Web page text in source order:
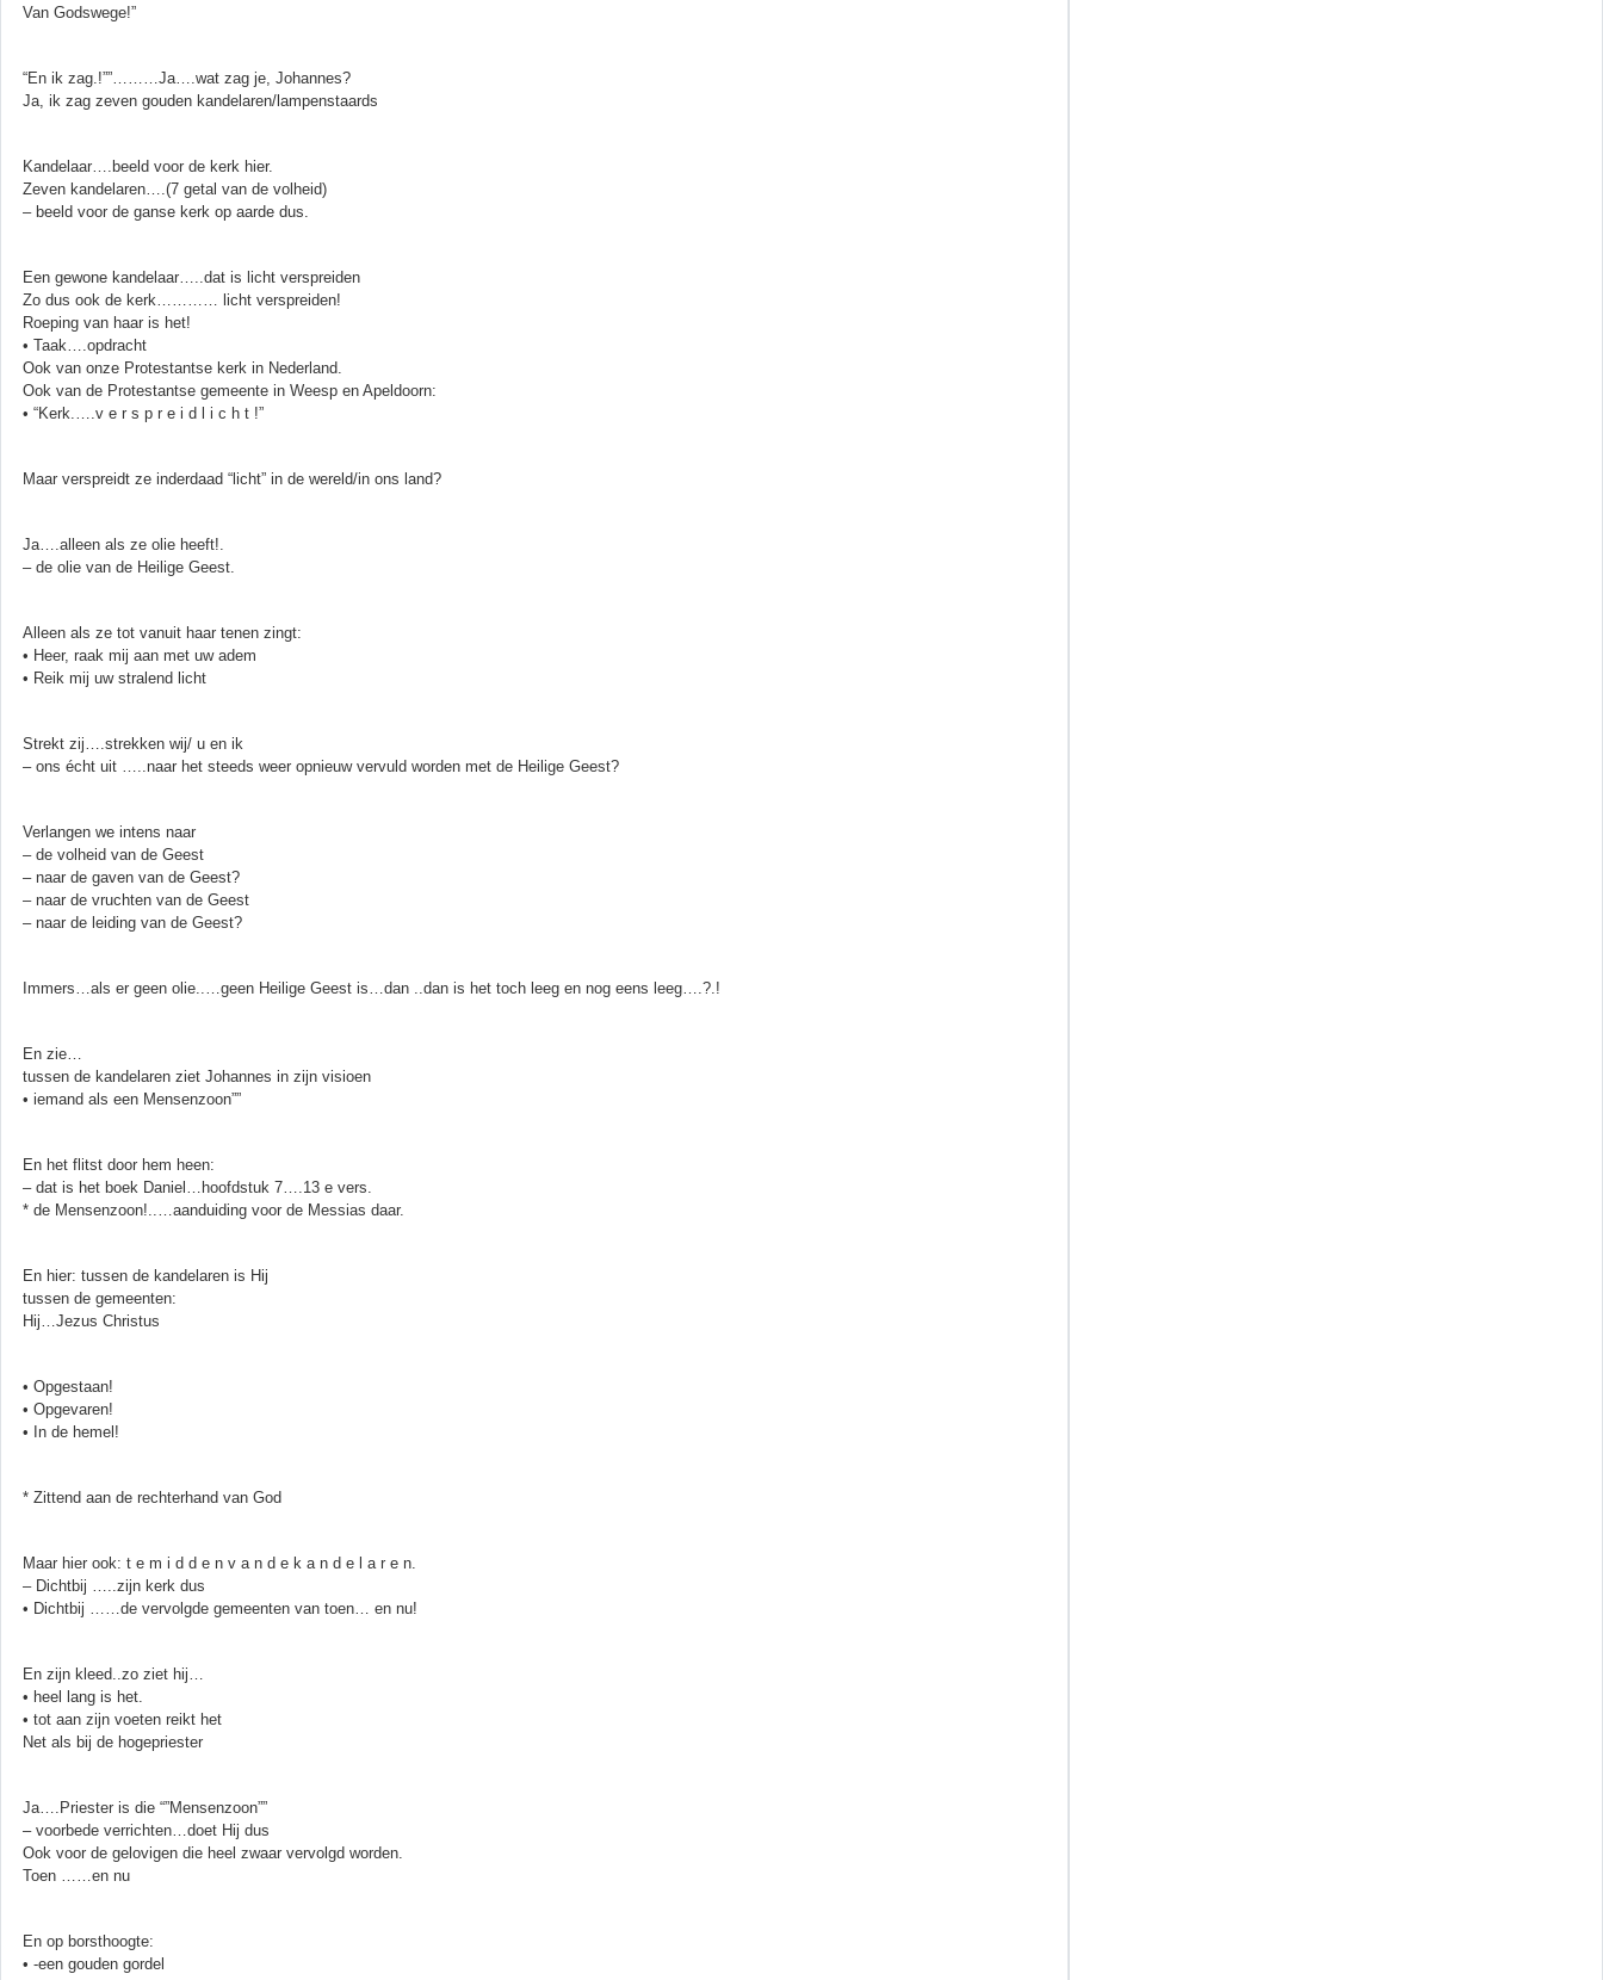
Van Godswege!”
“En ik zag.!””………Ja….wat zag je, Johannes?
Ja, ik zag zeven gouden kandelaren/lampenstaards
Kandelaar….beeld voor de kerk hier.
Zeven kandelaren….(7 getal van de volheid)
– beeld voor de ganse kerk op aarde dus.
Een gewone kandelaar…..dat is licht verspreiden
Zo dus ook de kerk………… licht verspreiden!
Roeping van haar is het!
• Taak….opdracht
Ook van onze Protestantse kerk in Nederland.
Ook van de Protestantse gemeente in Weesp en Apeldoorn:
• “Kerk.….v e r s p r e i d l i c h t !”
Maar verspreidt ze inderdaad “licht” in de wereld/in ons land?
Ja….alleen als ze olie heeft!.
– de olie van de Heilige Geest.
Alleen als ze tot vanuit haar tenen zingt:
• Heer, raak mij aan met uw adem
• Reik mij uw stralend licht
Strekt zij….strekken wij/ u en ik
– ons écht uit …..naar het steeds weer opnieuw vervuld worden met de Heilige Geest?
Verlangen we intens naar
– de volheid van de Geest
– naar de gaven van de Geest?
– naar de vruchten van de Geest
– naar de leiding van de Geest?
Immers…als er geen olie..…geen Heilige Geest is…dan ..dan is het toch leeg en nog eens leeg….?.!
En zie…
tussen de kandelaren ziet Johannes in zijn visioen
• iemand als een Mensenzoon””
En het flitst door hem heen:
– dat is het boek Daniel…hoofdstuk 7….13 e vers.
* de Mensenzoon!..…aanduiding voor de Messias daar.
En hier: tussen de kandelaren is Hij
tussen de gemeenten:
Hij…Jezus Christus
• Opgestaan!
• Opgevaren!
• In de hemel!
* Zittend aan de rechterhand van God
Maar hier ook: t e m i d d e n v a n d e k a n d e l a r e n.
– Dichtbij …..zijn kerk dus
• Dichtbij ……de vervolgde gemeenten van toen… en nu!
En zijn kleed..zo ziet hij…
• heel lang is het.
• tot aan zijn voeten reikt het
Net als bij de hogepriester
Ja….Priester is die “”Mensenzoon””
– voorbede verrichten…doet Hij dus
Ook voor de gelovigen die heel zwaar vervolgd worden.
Toen ……en nu
En op borsthoogte:
• -een gouden gordel